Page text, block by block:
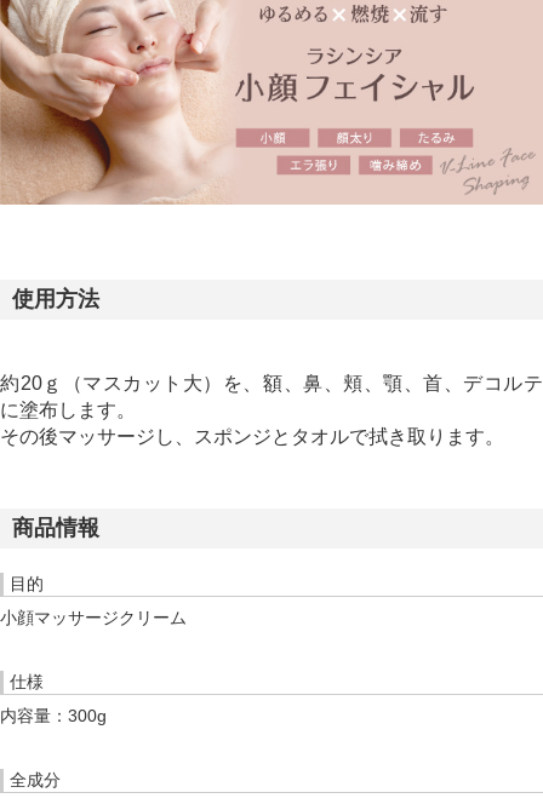
使用方法
約20ｇ（マスカット大）を、額、鼻、頬、顎、首、デコルテ
に塗布します。
その後マッサージし、スポンジとタオルで拭き取ります。
商品情報
目的
小顔マッサージクリーム
仕様
内容量：300g
全成分